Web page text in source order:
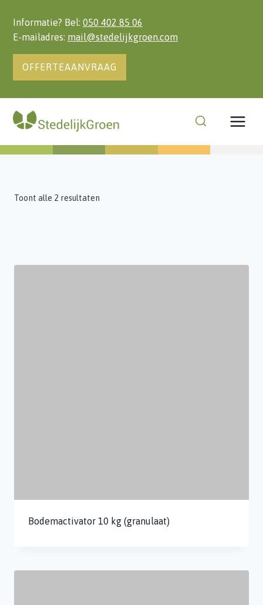
naar
inhoud
Informatie? Bel: 050 402 85 06
E-mailadres: mail@stedelijkgroen.com
OFFERTEAANVRAAG
Toont alle 2 resultaten